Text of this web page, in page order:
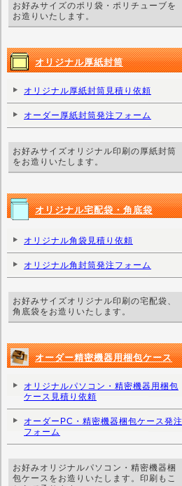
お好みサイズのポリ袋・ポリチューブを
お造りいたします。
オリジナル厚紙封筒
オリジナル厚紙封筒見積り依頼
オーダー厚紙封筒発注フォーム
お好みサイズオリジナル印刷の厚紙封筒
をお造りいたします。
オリジナル宅配袋・角底袋
オリジナル角袋見積り依頼
オリジナル角封筒発注フォーム
お好みサイズオリジナル印刷の宅配袋、
角底袋をお造りいたします。
オーダー精密機器用梱包ケース
オリジナルパソコン・精密機器用梱包
ケース見積り依頼
オーダーPC・精密機器梱包ケース発注
フォーム
お好みオリジナルパソコン・精密機器梱
包ケースをお造りいたします。印刷もこ